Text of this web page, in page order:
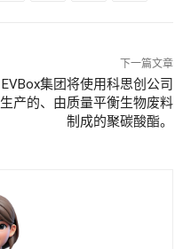
下一篇文章
EVBox集团将使用科思创公司
生产的、由质量平衡生物废料
制成的聚碳酸酯。